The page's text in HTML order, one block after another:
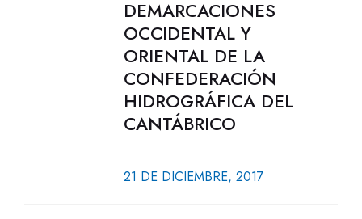
DEMARCACIONES
OCCIDENTAL Y
ORIENTAL DE LA
CONFEDERACIÓN
HIDROGRÁFICA DEL
CANTÁBRICO
21 DE DICIEMBRE, 2017